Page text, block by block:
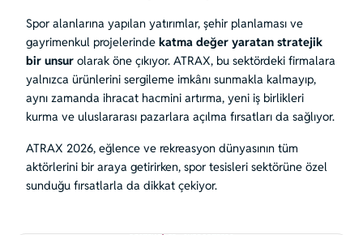
Spor alanlarına yapılan yatırımlar, şehir planlaması ve
gayrimenkul projelerinde katma değer yaratan stratejik
bir unsur olarak öne çıkıyor. ATRAX, bu sektördeki firmalara
yalnızca ürünlerini sergileme imkânı sunmakla kalmayıp,
aynı zamanda ihracat hacmini artırma, yeni iş birlikleri
kurma ve uluslararası pazarlara açılma fırsatları da sağlıyor.
ATRAX 2026, eğlence ve rekreasyon dünyasının tüm
aktörlerini bir araya getirirken, spor tesisleri sektörüne özel
sunduğu fırsatlarla da dikkat çekiyor.